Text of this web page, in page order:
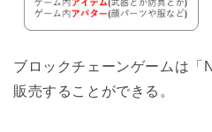
ブロックチェーンゲームは「
販売することができる。